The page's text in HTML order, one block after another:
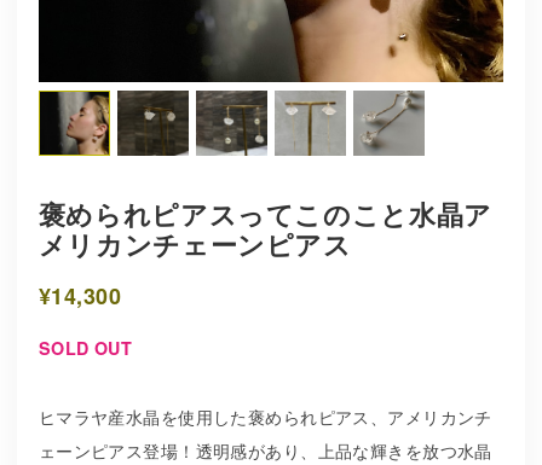
褒められピアスってこのこと水晶ア
メリカンチェーンピアス
¥14,300
SOLD OUT
ヒマラヤ産水晶を使用した褒められピアス、アメリカンチ
ェーンピアス登場！透明感があり、上品な輝きを放つ水晶